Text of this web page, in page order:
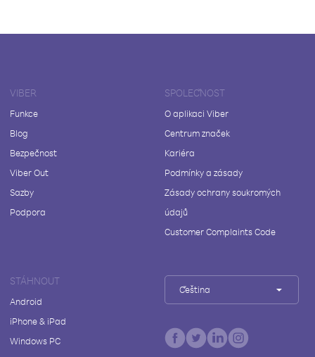
VIBER
Funkce
Blog
Bezpečnost
Viber Out
Sazby
Podpora
SPOLEČNOST
O aplikaci Viber
Centrum značek
Kariéra
Podmínky a zásady
Zásady ochrany soukromých
údajů
Customer Complaints Code
STÁHNOUT
Android
iPhone & iPad
Windows PC
Čeština